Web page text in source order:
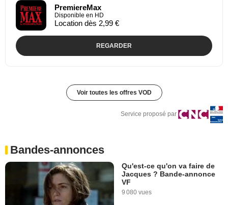
PremiereMax
Disponible en HD
Location dès 2,99 €
REGARDER
Voir toutes les offres VOD
Service proposé par
Bandes-annonces
Qu'est-ce qu'on va faire de
Jacques ? Bande-annonce
VF
9 080 vues